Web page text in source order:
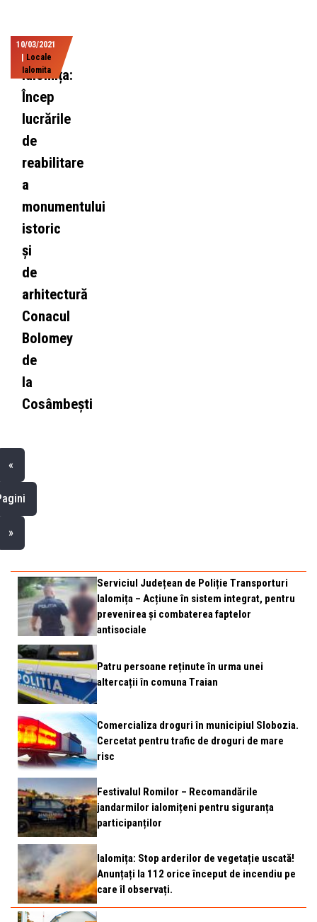
Serviciul Județean de Poliție Transporturi
Ialomița – Acțiune în sistem integrat, pentru
prevenirea și combaterea faptelor
antisociale
Patru persoane reținute în urma unei
altercații în comuna Traian
Comercializa droguri în municipiul Slobozia.
Cercetat pentru trafic de droguri de mare
risc
Festivalul Romilor – Recomandările
jandarmilor ialomițeni pentru siguranța
participanților
Ialomița: Stop arderilor de vegetație uscată!
Anunțați la 112 orice început de incendiu pe
care îl observați.
10/03/2021
Locale
Ialomita
Ialomița:
Încep
lucrările
de
reabilitare
a
monumentului
istoric
și
de
arhitectură
Conacul
Bolomey
de
la
Cosâmbești
«
»